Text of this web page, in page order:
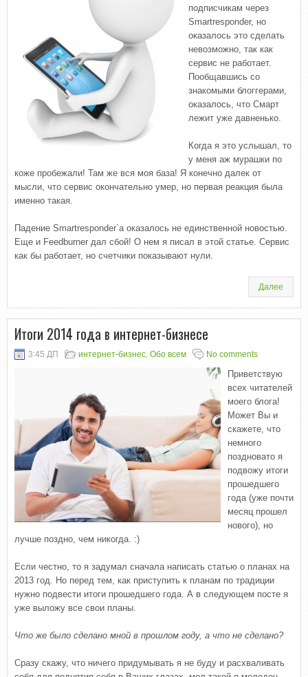
подписчикам через
Smartresponder, но
оказалось это сделать
невозможно, так как
сервис не работает.
Пообщавшись со
знакомыми блоггерами,
оказалось, что Смарт
лежит уже давненько.
Когда я это услышал, то
у меня аж мурашки по
коже пробежали! Там же вся моя база! Я конечно далек от
мысли, что сервис окончательно умер, но первая реакция была
именно такая.
Падение Smartresponder`a оказалось не единственной новостью.
Еще и Feedburner дал сбой! О нем я писал в этой статье. Сервис
как бы работает, но счетчики показывают нули.
Далее
Итоги 2014 года в интернет-бизнесе
3:45 ДП интернет-бизнес, Обо всем No comments
Приветствую
всех читателей
моего блога!
Может Вы и
скажете, что
немного
поздновато я
подвожу итоги
прошедшего
года (уже почти
месяц прошел
нового), но
лучше поздно, чем никогда. :)
Если честно, то я задумал сначала написать статью о планах на
2013 год. Но перед тем, как приступить к планам по традиции
нужно подвести итоги прошедшего года. А в следующем посте я
уже выложу все свои планы.
Что же было сделано мной в прошлом году, а что не сделано?
Сразу скажу, что ничего придумывать я не буду и расхваливать